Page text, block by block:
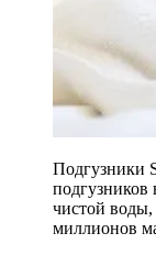
Подгузники
подгузников
чистой воды,
миллионов